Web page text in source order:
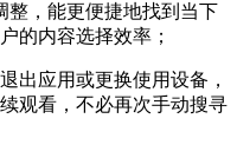
整，能更便捷地找到当下
的内容选择效率；
出应用或更换使用设备，
观看，不必再次手动搜寻